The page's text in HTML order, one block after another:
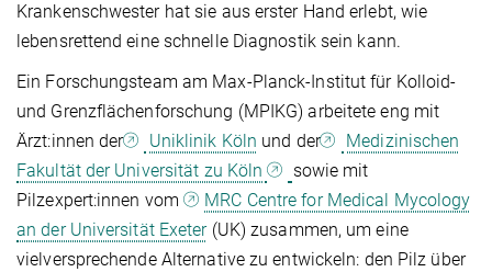
Krankenschwester hat sie aus erster Hand erlebt, wie
lebensrettend eine schnelle Diagnostik sein kann.
Ein Forschungsteam am Max-Planck-Institut für Kolloid-
und Grenzflächenforschung (MPIKG) arbeitete eng mit
Ärzt:innender Uniklinik Köln und der
Medizinischen
Fakultät der Universität zu Köln
sowie mit
Pilzexpert:innen vom
MRC Centre for Medical Mycology
an der Universität Exeter(UK) zusammen, um eine
vielversprechende Alternative zu entwickeln: den Pilz über